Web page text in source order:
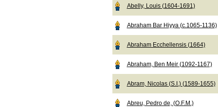
Abelly, Louis (1604-1691)
Abraham Bar Hiyya (c.1065-1136)
Abraham Ecchellensis (1664)
Abraham, Ben Meir (1092-1167)
Abram, Nicolas (S.I.) (1589-1655)
Abreu, Pedro de, (O.F.M.)